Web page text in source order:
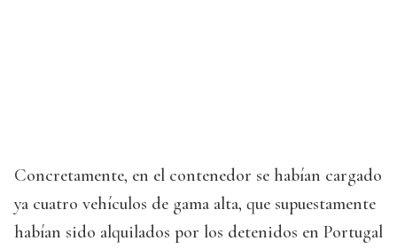
Concretamente, en el contenedor se habían cargado
ya cuatro vehículos de gama alta, que supuestamente
habían sido alquilados por los detenidos en Portugal